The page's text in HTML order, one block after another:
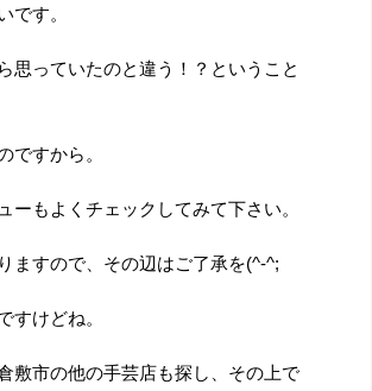
です。
思っていたのと違う！？ということ
ですから。
もよくチェックしてみて下さい。
ますので、その辺はご了承を(^-^;
すけどね。
敷市の他の手芸店も探し、その上で